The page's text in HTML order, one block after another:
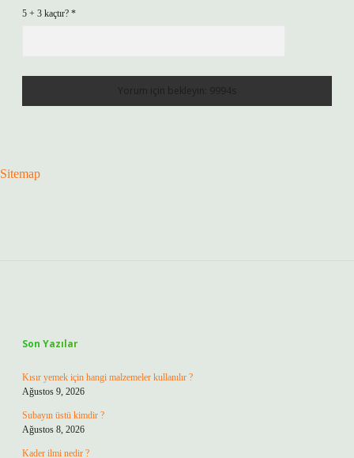
5 + 3 kaçtır? *
Sitemap
Son Yazılar
Kısır yemek için hangi malzemeler kullanılır ?
Ağustos 9, 2026
Subayın üstü kimdir ?
Ağustos 8, 2026
Kader ilmi nedir ?